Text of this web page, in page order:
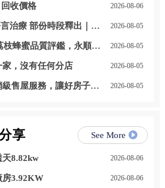
收價格 2026-08-06
言治療 部份時段釋出｜開
2026-08-05
枝蜂蜜品質評鑑，永順豐
2026-08-05
，沒有任何分店 2026-08-05
售屋服務，讓好房子被
2026-08-05
享 See More
天8.82kw 2026-08-06
房3.92KW 2026-08-06